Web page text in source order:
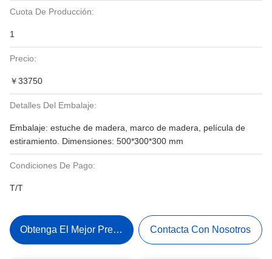
Cuota De Producción:
1
Precio:
￥33750
Detalles Del Embalaje:
Embalaje: estuche de madera, marco de madera, película de
estiramiento. Dimensiones: 500*300*300 mm
Condiciones De Pago:
T/T
Obtenga El Mejor Precio Contacta Con Nosotros